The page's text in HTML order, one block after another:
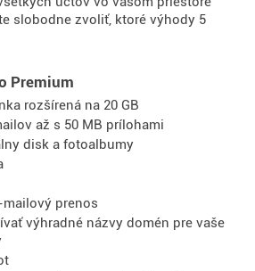
slobodne zvoliť, ktoré výhody 5
Premium
rozšírená na 20 GB
až s 50 MB prílohami
disk a fotoalbumy
prenos
výhradné názvy domén pre vaše